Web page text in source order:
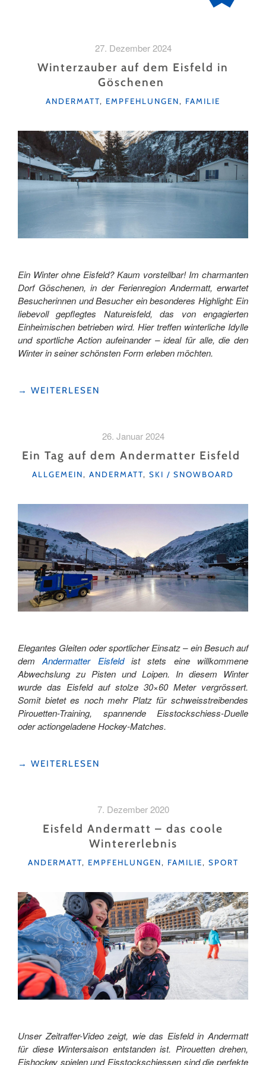
27. Dezember 2024
Winterzauber auf dem Eisfeld in
Göschenen
KATEGORIEN
ANDERMATT, EMPFEHLUNGEN, FAMILIE
Ein Winter ohne Eisfeld? Kaum vorstellbar! Im charmanten
Dorf Göschenen, in der Ferienregion Andermatt, erwartet
Besucherinnen und Besucher ein besonderes Highlight: Ein
liebevoll gepflegtes Natureisfeld, das von engagierten
Einheimischen betrieben wird. Hier treffen winterliche Idylle
und sportliche Action aufeinander – ideal für alle, die den
Winter in seiner schönsten Form erleben möchten.
"WINTERZAUBER
GÖSCHENEN "
→ WEITERLESEN
26. Januar 2024
Ein Tag auf dem Andermatter Eisfeld
KATEGORIEN
ALLGEMEIN, ANDERMATT, SKI / SNOWBOARD
Elegantes Gleiten oder sportlicher Einsatz – ein Besuch auf
demAndermatter Eisfeldist stets eine willkommene
Abwechslung zu Pisten und Loipen. In diesem Winter
wurde das Eisfeld auf stolze 30×60 Meter vergrössert.
Somit bietet es noch mehr Platz für schweisstreibendes
Pirouetten-Training, spannende Eisstockschiess-Duelle
oder actiongeladene Hockey-Matches.
"EIN
EISFELD "
→ WEITERLESEN
7. Dezember 2020
Eisfeld Andermatt – das coole
Wintererlebnis
KATEGORIEN
ANDERMATT, EMPFEHLUNGEN, FAMILIE, SPORT
Unser Zeitraffer-Video zeigt, wie das Eisfeld in Andermatt
für diese Wintersaison entstanden ist. Pirouetten drehen,
Eishockey spielen und Eisstockschiessen sind die perfekte